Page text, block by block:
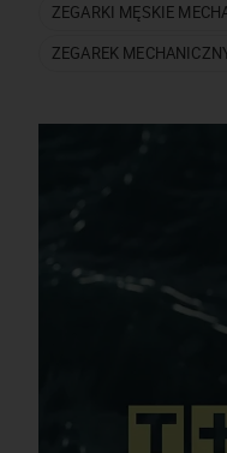
ZEGARKI MĘSKIE
ZEGAREK